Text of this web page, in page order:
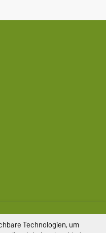
Technologien, um